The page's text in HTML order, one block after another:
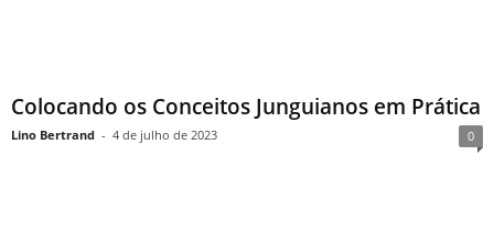
Colocando os Conceitos Junguianos em Prática
Lino Bertrand - 4 de julho de 2023 0